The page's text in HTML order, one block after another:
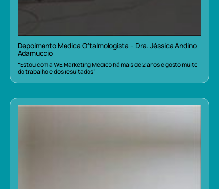
Depoimento Médica Oftalmologista – Dra. Jéssica Andino
Adamuccio
“Estou com a WE Marketing Médico há mais de 2 anos e gosto muito
do trabalho e dos resultados”